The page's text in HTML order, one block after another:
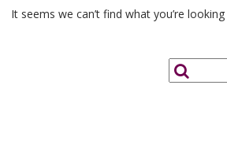
It seems we can’t find what you’re